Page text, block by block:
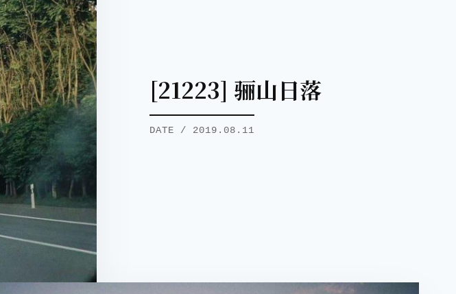
[21223] 骊山日落
DATE / 2019.08.11